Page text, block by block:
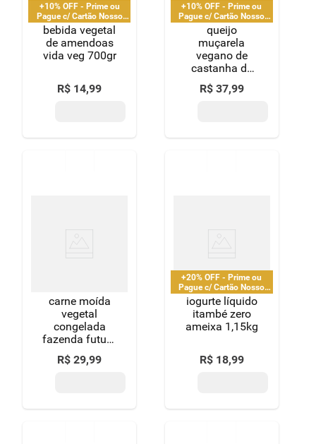
+10% OFF - Prime ou
Pague c/ Cartão Nosso
Pay
bebida vegetal
de amendoas
vida veg 700gr
R$ 14,99
+10% OFF - Prime ou
Pague c/ Cartão Nosso
Pay
queijo
muçarela
vegano de
castanha de
caju vida veg
300g
R$ 37,99
carne moída
vegetal
congelada
fazenda futuro
4.0 bandeja
270g
R$ 29,99
+20% OFF - Prime ou
Pague c/ Cartão Nosso
Pay
iogurte líquido
itambé zero
ameixa 1,15kg
R$ 18,99